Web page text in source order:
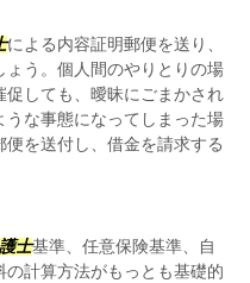
による内容証明郵便を送り、
う。個人間のやりとりの場
しても、曖昧にごまかされ
な事態になってしまった場
を送付し、借金を請求する
士基準、任意保険基準、自
計算方法がもっとも基礎的